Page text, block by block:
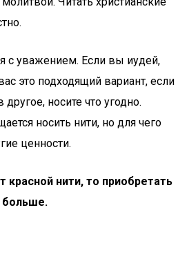
с уважением. Если вы иудей,
это подходящий вариант, если
носите что угодно.
носить нити, но для чего
ценности.
красной нити, то приобретать
больше.